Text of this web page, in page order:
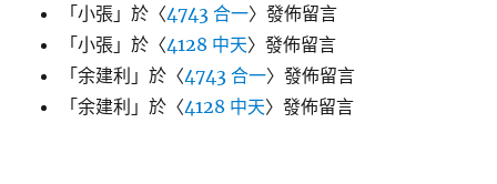
「小張 」於〈4743 合一〉發佈留言
「小張 」於〈4128 中天〉發佈留言
「余建利 」於〈4743 合一〉發佈留言
「余建利 」於〈4128 中天〉發佈留言